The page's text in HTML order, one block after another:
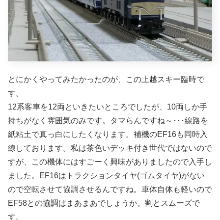
とにかくやってみたかったのが、この上越スキー臨時で
す。
12系客車を12両といきたいところでしたが、10両しか手
持ちがなく雰囲気のみです。タマらんですね～･･･線路を
紙粘土で真っ白にしたくなります。補機のEF16も同時入
線しております。私は茶色いデッキ付き世代ではないので
すが、この機体にはすごーく興味がありましたので入手し
ました。EF16はトラクションタイヤ(ゴムタイヤ)がない
ので空転させて協調させるんですね。車体自体も軽いので
EF58との協調はまあまあでしょうか。割とスムーズで
す。